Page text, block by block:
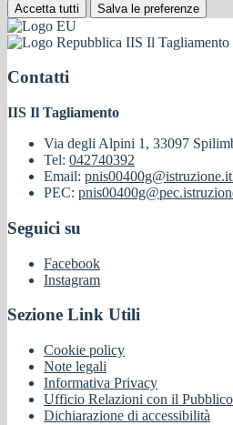
Accetta tutti Salva le preferenze
IIS Il Tagliamento
Contatti
IIS Il Tagliamento
Via degli Alpini 1, 33097
Tel: 042740392
Email: pnis00400g@istruzione.it
PEC:
Seguici su
Facebook
Instagram
Sezione Link Utili
Cookie policy
Note legali
Informativa Privacy
Ufficio Relazioni con il Pubblico
Dichiarazione di accessibilità